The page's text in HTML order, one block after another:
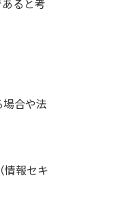
ると考
場合や法
情報セキ